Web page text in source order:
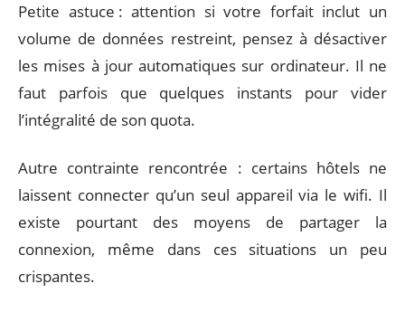
Petite astuce : attention si votre forfait inclut un
volume de données restreint, pensez à désactiver
les mises à jour automatiques sur ordinateur. Il ne
faut parfois que quelques instants pour vider
l’intégralité de son quota.
Autre contrainte rencontrée : certains hôtels ne
laissent connecter qu’un seul appareil via le wifi. Il
existe pourtant des moyens de partager la
connexion, même dans ces situations un peu
crispantes.